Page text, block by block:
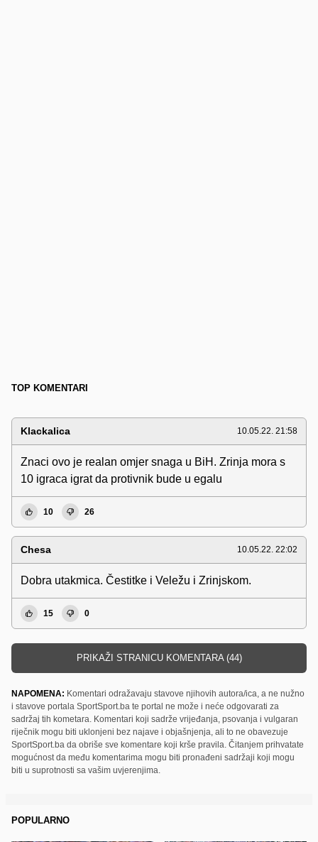
TOP KOMENTARI
Klackalica 10.05.22. 21:58
Znaci ovo je realan omjer snaga u BiH. Zrinja mora s
10 igraca igrat da protivnik bude u egalu
10 26
Chesa 10.05.22. 22:02
Dobra utakmica. Čestitke i Veležu i Zrinjskom.
15 0
PRIKAŽI STRANICU KOMENTARA (44)
NAPOMENA: Komentari odražavaju stavove njihovih autora/ica, a ne nužno
i stavove portala SportSport.ba te portal ne može i neće odgovarati za
sadržaj tih kometara. Komentari koji sadrže vrijeđanja, psovanja i vulgaran
riječnik mogu biti uklonjeni bez najave i objašnjenja, ali to ne obavezuje
SportSport.ba da obriše sve komentare koji krše pravila. Čitanjem prihvatate
mogućnost da među komentarima mogu biti pronađeni sadržaji koji mogu
biti u suprotnosti sa vašim uvjerenjima.
POPULARNO